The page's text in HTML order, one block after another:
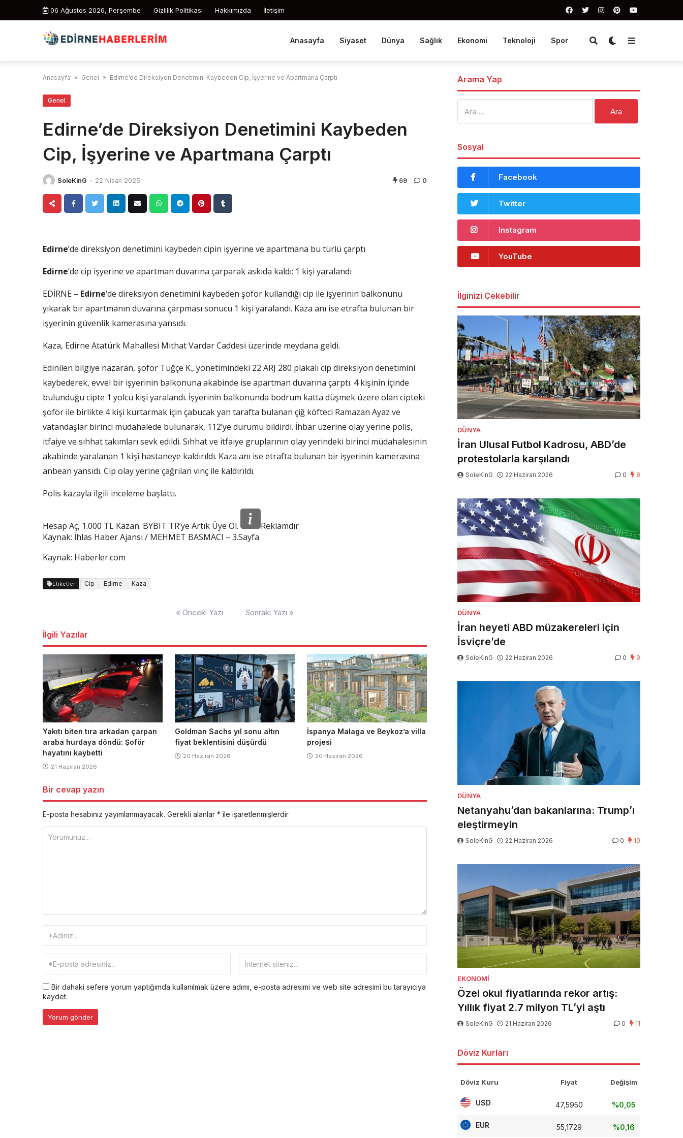
06 Ağustos 2026, Perşembe Gizlilik Politikası Hakkımızda İletişim
Anasayfa Siyaset Dünya Sağlık Ekonomi Teknoloji Spor
Anasayfa » Genel » Edirne’de Direksiyon Denetimini Kaybeden Cip, İşyerine ve Apartmana Çarptı
Genel
Edirne’de Direksiyon Denetimini Kaybeden
Cip, İşyerine ve Apartmana Çarptı
SoleKinG - 22 Nisan 2025 69 0
Edirne‘de direksiyon denetimini kaybeden cipin işyerine ve apartmana bu türlü çarptı
Edirne‘de cip işyerine ve apartman duvarına çarparak askıda kaldı: 1 kişi yaralandı
EDİRNE – Edirne‘de direksiyon denetimini kaybeden şoför kullandığı cip ile işyerinin balkonunu
yıkarak bir apartmanın duvarına çarpması sonucu 1 kişi yaralandı. Kaza anı ise etrafta bulunan bir
işyerinin güvenlik kamerasına yansıdı.
Kaza, Edirne Atatürk Mahallesi Mithat Vardar Caddesi üzerinde meydana geldi.
Edinilen bilgiye nazaran, şoför Tuğçe K., yönetimindeki 22 ARJ 280 plakalı cip direksiyon denetimini
kaybederek, evvel bir işyerinin balkonuna akabinde ise apartman duvarına çarptı. 4 kişinin içinde
bulunduğu cipte 1 yolcu kişi yaralandı. İşyerinin balkonunda bodrum katta düşmek üzere olan cipteki
şoför ile birlikte 4 kişi kurtarmak için çabucak yan tarafta bulanan çiğ köfteci Ramazan Ayaz ve
vatandaşlar birinci müdahalede bulunarak, 112’ye durumu bildirdi. İhbar üzerine olay yerine polis,
itfaiye ve sıhhat takımları sevk edildi. Sıhhat ve itfaiye gruplarının olay yerindeki birinci müdahalesinin
akabinde yaralanan 1 kişi hastaneye kaldırıldı. Kaza anı ise etrafta bulunan bir işyerinin kamerasına
anbean yansıdı. Cip olay yerine çağrılan vinç ile kaldırıldı.
Polis kazayla ilgili inceleme başlattı.
Hesap Aç, 1.000 TL Kazan. BYBIT TR’ye Artık Üye Ol.
Reklamdır
Kaynak: İhlas Haber Ajansı / MEHMET BASMACI – 3.Sayfa
Kaynak: Haberler.com
Etiketler Cip Edirne Kaza
« Önceki Yazı Sonraki Yazı »
İlgili Yazılar
Yakıtı biten tıra arkadan çarpan
araba hurdaya döndü: Şoför
hayatını kaybetti
21 Haziran 2026
Goldman Sachs yıl sonu altın
fiyat beklentisini düşürdü
20 Haziran 2026
İspanya Malaga ve Beykoz’a villa
projesi
20 Haziran 2026
Bir cevap yazın
E-posta hesabınız yayımlanmayacak. Gerekli alanlar * ile işaretlenmişlerdir
Bir dahaki sefere yorum yaptığımda kullanılmak üzere adımı, e-posta adresimi ve web site adresimi bu tarayıcıya
kaydet.
Arama Yap
Sosyal
Facebook
Twitter
Instagram
YouTube
İlginizi Çekebilir
DÜNYA
İran Ulusal Futbol Kadrosu, ABD’de
protestolarla karşılandı
SoleKinG 22 Haziran 2026 0 8
DÜNYA
İran heyeti ABD müzakereleri için
İsviçre’de
SoleKinG 22 Haziran 2026 0 9
DÜNYA
Netanyahu’dan bakanlarına: Trump’ı
eleştirmeyin
SoleKinG 22 Haziran 2026 0 10
EKONOMI
Özel okul fiyatlarında rekor artış:
Yıllık fiyat 2.7 milyon TL’yi aştı
SoleKinG 21 Haziran 2026 0 11
Döviz Kurları
Döviz Kuru Fiyat Değişim
USD 47,5950 %0,05
EUR 55,1729 %0,16